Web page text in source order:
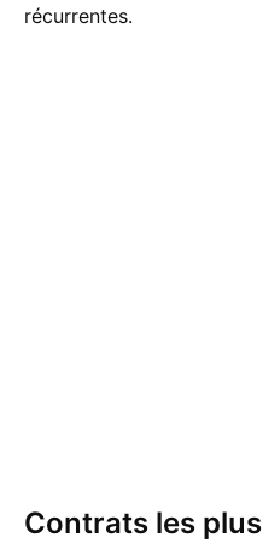
récurrentes.
Contrats les plus